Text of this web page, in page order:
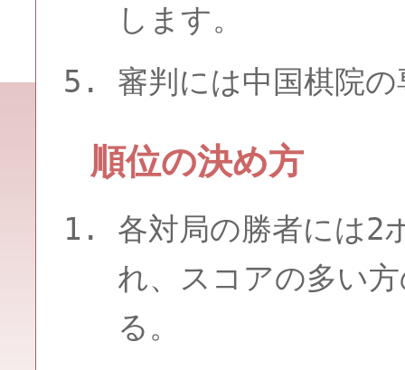
します。
審判には中国棋院
順位の決め方
各対局の勝者には2
れ、スコアの多い
る。